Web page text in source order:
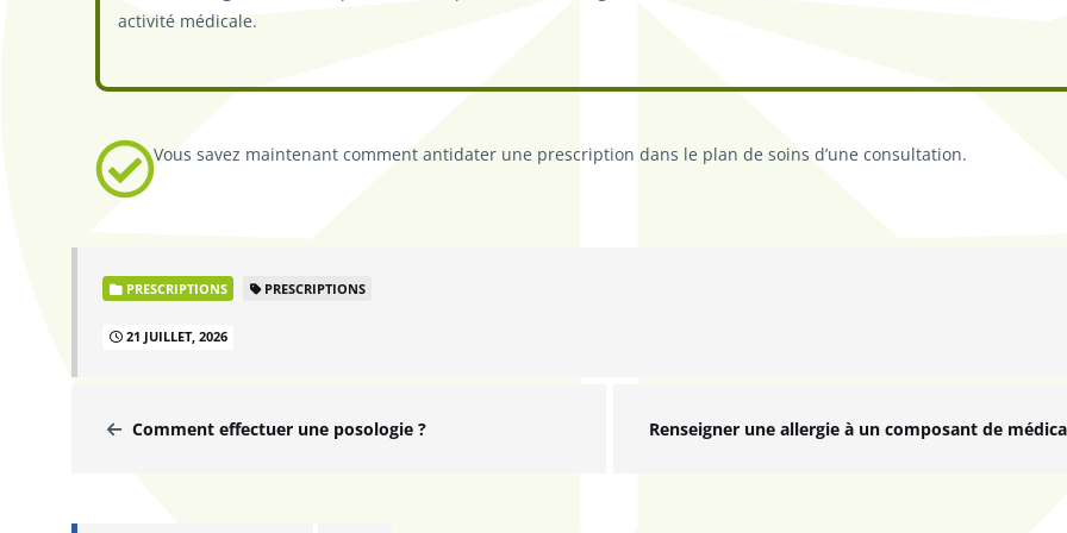
activité médicale.
Vous savez maintenant comment antidater une prescription dans le plan de soins d’une consultation.
PRESCRIPTIONS PRESCRIPTIONS
21 JUILLET, 2026
Comment effectuer une posologie ?